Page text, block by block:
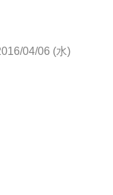
04/06 (水)